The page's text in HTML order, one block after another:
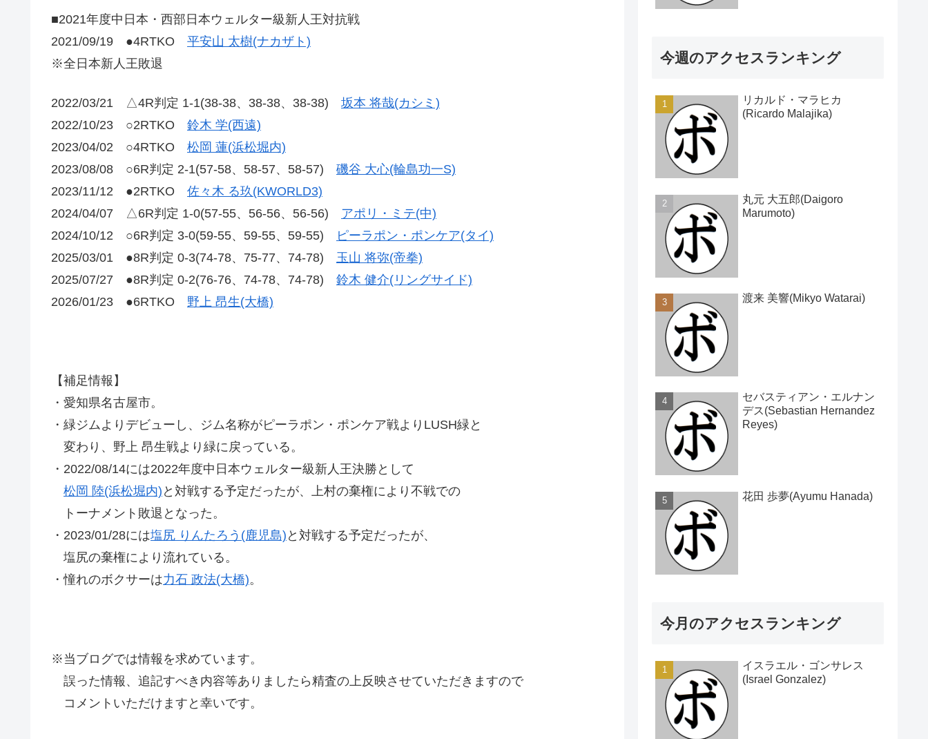
■2021年度中日本・西部日本ウェルター級新人王対抗戦
2021/09/19 ●4RTKO 平安山 太樹(ナカザト)
※全日本新人王敗退
2022/03/21 △4R判定 1-1(38-38、38-38、38-38) 坂本 将哉(カシミ)
2022/10/23 ○2RTKO 鈴木 学(西遠)
2023/04/02 ○4RTKO 松岡 蓮(浜松堀内)
2023/08/08 ○6R判定 2-1(57-58、58-57、58-57) 磯谷 大心(輪島功一S)
2023/11/12 ●2RTKO 佐々木 る玖(KWORLD3)
2024/04/07 △6R判定 1-0(57-55、56-56、56-56) アポリ・ミテ(中)
2024/10/12 ○6R判定 3-0(59-55、59-55、59-55)
ピーラポン・ポンケア(タイ)
2025/03/01 ●8R判定 0-3(74-78、75-77、74-78) 玉山 将弥(帝拳)
2025/07/27 ●8R判定 0-2(76-76、74-78、74-78) 鈴木 健介(リングサイド)
2026/01/23 ●6RTKO 野上 昂生(大橋)
【補足情報】
・愛知県名古屋市。
・緑ジムよりデビューし、ジム名称がピーラポン・ポンケア戦よりLUSH緑と
変わり、野上 昂生戦より緑に戻っている。
・2022/08/14には2022年度中日本ウェルター級新人王決勝として
松岡 陸(浜松堀内) と対戦する予定だったが、上村の棄権により不戦での
トーナメント敗退となった。
・2023/01/28には塩尻 りんたろう(鹿児島) と対戦する予定だったが、
塩尻の棄権により流れている。
・憧れのボクサーは力石 政法(大橋)。
※当ブログでは情報を求めています。
誤った情報、追記すべき内容等ありましたら精査の上反映させていただきますので
コメントいただけますと幸いです。
今週のアクセスランキング
リカルド・マラヒカ
(Ricardo Malajika)
丸元 大五郎(Daigoro
Marumoto)
渡来 美響(Mikyo Watarai)
セバスティアン・エルナン
デス(Sebastian Hernandez
Reyes)
花田 歩夢(Ayumu Hanada)
今月のアクセスランキング
イスラエル・ゴンサレス
(Israel Gonzalez)